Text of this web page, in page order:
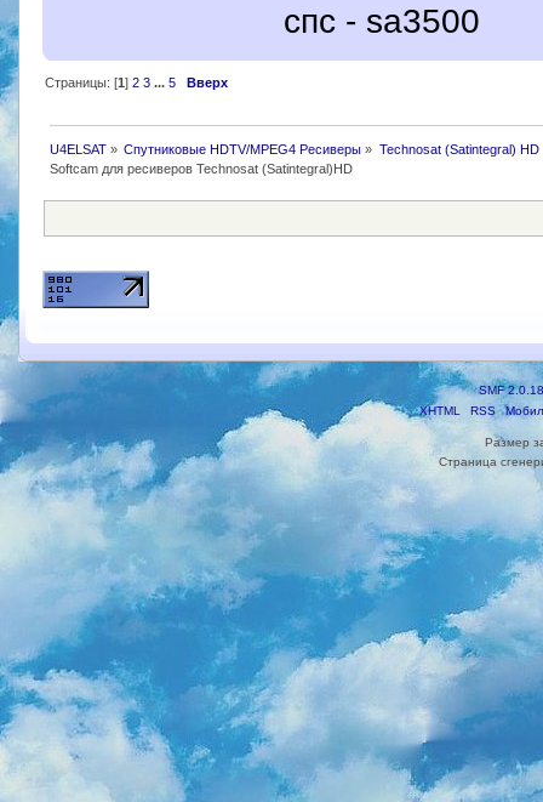
спс - sa3500
Страницы: [1 ] 2 3 ... 5 Вверх
U4ELSAT» Спутниковые HDTV/MPEG4 Ресиверы » Technosat (Satintegral) HD
Softcam для ресиверов Technosat (Satintegral)HD
SMF 2.0.18
XHTML
RSS
Размер
Страница